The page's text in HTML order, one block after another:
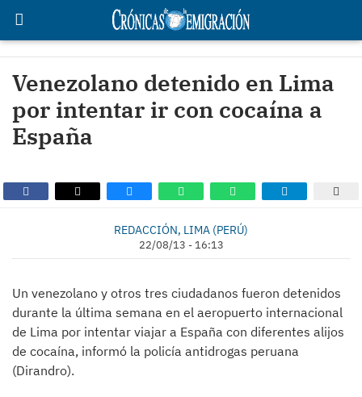
Venezolano detenido en Lima
por intentar ir con cocaína a
España
REDACCIÓN, LIMA (PERÚ)
22/08/13 - 16:13
Un venezolano y otros tres ciudadanos fueron detenidos
durante la última semana en el aeropuerto internacional
de Lima por intentar viajar a España con diferentes alijos
de cocaína, informó la policía antidrogas peruana
(Dirandro).